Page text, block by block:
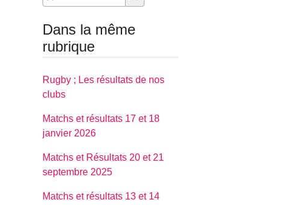
Dans la même
rubrique
Rugby ; Les résultats de nos
clubs
Matchs et résultats 17 et 18
janvier 2026
Matchs et Résultats 20 et 21
septembre 2025
Matchs et résultats 13 et 14